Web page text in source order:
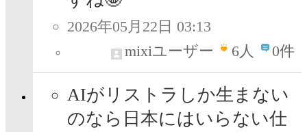
2026年05月22日 03:13
mixiユーザー
6人 0件
AIがリストラしか生まない
のなら日本にはいらない仕